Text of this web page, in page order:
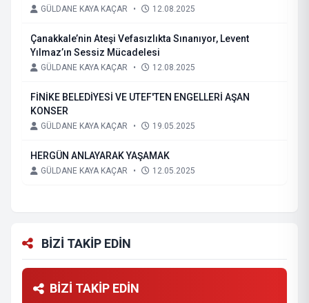
GÜLDANE KAYA KAÇAR • 12.08.2025
Çanakkale’nin Ateşi Vefasızlıkta Sınanıyor, Levent
Yılmaz’ın Sessiz Mücadelesi
GÜLDANE KAYA KAÇAR • 12.08.2025
FİNİKE BELEDİYESİ VE UTEF'TEN ENGELLERİ AŞAN
KONSER
GÜLDANE KAYA KAÇAR • 19.05.2025
HERGÜN ANLAYARAK YAŞAMAK
GÜLDANE KAYA KAÇAR • 12.05.2025
BİZİ TAKİP EDİN
BİZİ TAKİP EDİN